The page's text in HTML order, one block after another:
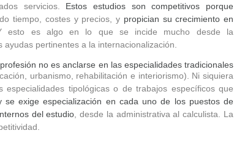
servicios. Estos estudios son competitivos porque
tiempo, costes y precios, y propician su crecimiento en
esto es algo en lo que se incide mucho desde la
pertinentes a la internacionalización.
no es anclarse en las especialidades tradicionales
urbanismo, rehabilitación e interiorismo). Ni siquiera
especialidades tipológicas o de trabajos específicos que
se exige especialización en cada uno de los puestos de
del estudio , desde la administrativa al calculista. La